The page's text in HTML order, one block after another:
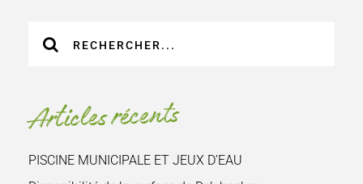
sur
Articles récents
PISCINE MUNICIPALE ET JEUX D’EAU